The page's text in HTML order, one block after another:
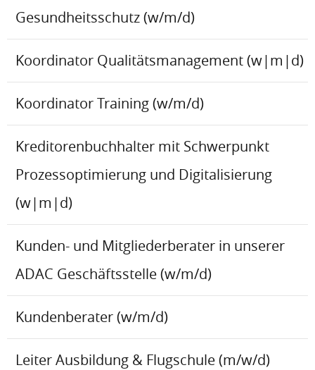
Gesundheitsschutz (w/m/d)
Koordinator Qualitätsmanagement (w|m|d)
Koordinator Training (w/m/d)
Kreditorenbuchhalter mit Schwerpunkt
Prozessoptimierung und Digitalisierung
(w|m|d)
Kunden- und Mitgliederberater in unserer
ADAC Geschäftsstelle (w/m/d)
Kundenberater (w/m/d)
Leiter Ausbildung & Flugschule (m/w/d)